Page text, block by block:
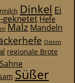
Dinkel Ei
geknetet Hefe
Malz Mandeln
Ostern
regionale Brote
Sahne
Süßer